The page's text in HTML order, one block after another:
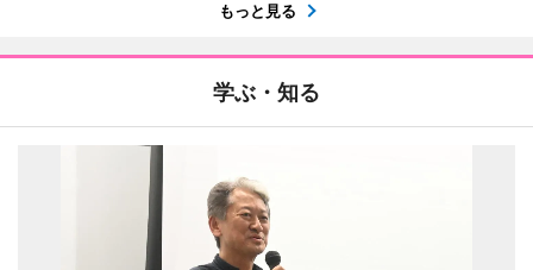
もっと見る
学ぶ・知る